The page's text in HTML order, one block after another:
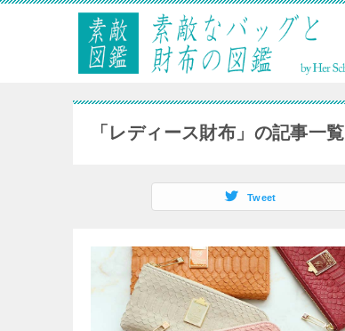
「レディース財布」の記事一覧
Tweet